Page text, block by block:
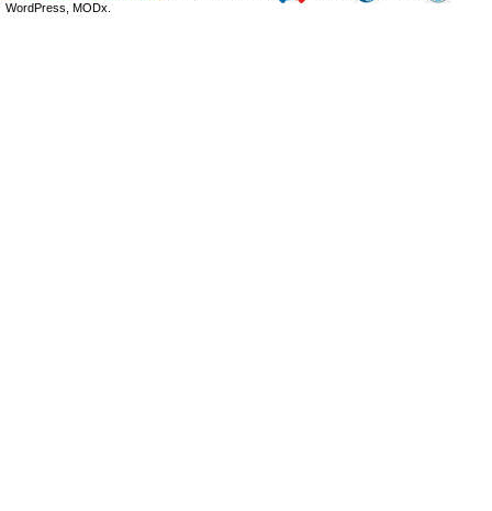
WordPress, MODx.